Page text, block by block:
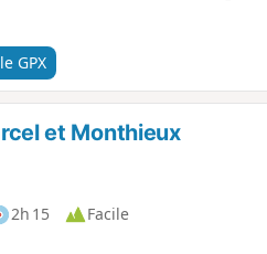
GPX
et Monthieux
2h 15
Facile